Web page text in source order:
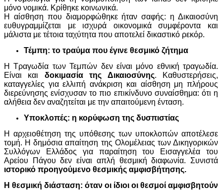
μόνο νομικά. Κρίθηκε κοινωνικά.
Η αίσθηση που διαμορφώθηκε ήταν σαφής: η Δικαιοσύνη
ευθυγραμμίζεται με ισχυρά οικονομικά συμφέροντα και
μάλιστα με τέτοια ταχύτητα που αποτελεί δικαστικό ρεκόρ.
Τέμπη: το τραύμα που έγινε θεσμικό ζήτημα
Η Τραγωδία των Τεμπών δεν είναι μόνο εθνική τραγωδία.
Είναι και δοκιμασία της Δικαιοσύνης. Καθυστερήσεις,
καταγγελίες για ελλιπή ανάκριση και αίσθηση μη πλήρους
διερεύνησης ενίσχυσαν το πιο επικίνδυνο συναίσθημα: ότι η
αλήθεια δεν αναζητείται με την απαιτούμενη ένταση.
Υποκλοπές: η κορύφωση της δυσπιστίας
Η αρχειοθέτηση της υπόθεσης των υποκλοπών αποτέλεσε
τομή. Η δημόσια απαίτηση της Ολομέλειας των Δικηγορικών
Συλλόγων Ελλάδος για παραίτηση του Εισαγγελέα του
Αρείου Πάγου δεν είναι απλή θεσμική διαφωνία. Συνιστά
ιστορικό προηγούμενο θεσμικής αμφισβήτησης.
Η θεσμική διάσταση: όταν οι ίδιοι οι θεσμοί αμφισβητούν